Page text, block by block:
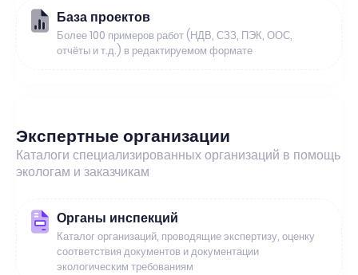
База проектов
Более 100 примеров работ (НДВ, СЗЗ, ПЭК, ООС,
отчёты и т.д.) в редактируемом формате
Экспертные организации
Каталоги специализированных организаций в помощь
экологам и заказчикам
Органы инспекций
Каталог организаций, проводящие экспертизу, оценку
соответствия документов и документации
экологическим требованиям